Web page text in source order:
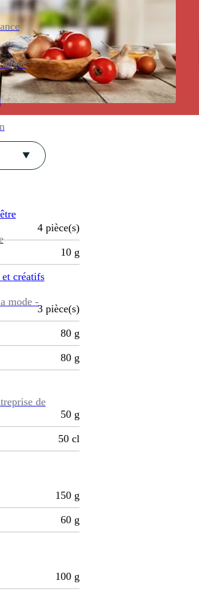
créatifs
mode -
de
4 pièce(s)
10 g
3 pièce(s)
80 g
80 g
50 g
50 cl
150 g
60 g
100 g